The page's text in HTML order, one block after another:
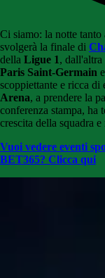
Ci siamo: la notte tanto
svolgerà la finale di
della Ligue 1,
Paris Saint-Germain e
scoppiettante e ricca
Arena, a prendere la
conferenza stampa, ha
crescita della squadra
Vuoi vedere eventi
BET365? Clicca qui